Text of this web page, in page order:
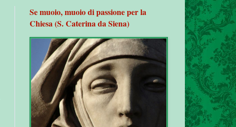
Se muoio, muoio di passione per la
Chiesa (S. Caterina da Siena)